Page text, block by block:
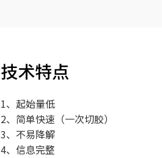
技术特点
1、起始量低
2、简单快速（一次切胶）
3、不易降解
4、信息完整